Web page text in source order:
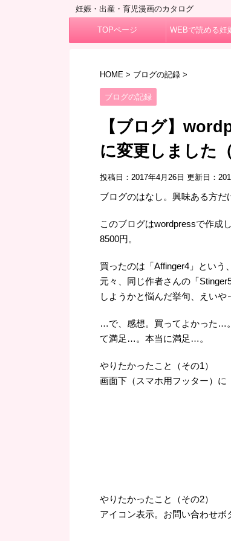
妊娠・出産・育児漫画のカタログ
TOPページ WEBで読める妊
HOME> ブログの記録 >
ブログの記録
【ブログ】
に変更しました
投稿日：2017年4月26日 更新日：
ブログのはなし。興味ある方だ
このブログはwordpressで作成
8500円。
買ったのは「Affinger4」という
元々、同じ作者さんの「
しようかと悩んだ挙句、えいや
…で、感想。買ってよかった…
て満足…。本当に満足…。
やりたかったこと（その1）
画面下（スマホ用フッター）に
やりたかったこと（その2）
アイコン表示。お問い合わせボ